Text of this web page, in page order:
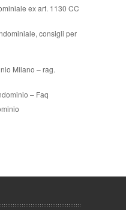
ex art. 1130 CC
consigli per
Milano – rag.
– Faq